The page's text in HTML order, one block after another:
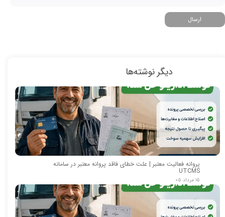
ارسال
دیگر نوشته‌ها
پروانه فعالیت معتبر | علت خطای فاقد پروانه معتبر در سامانه
UTCMS
۱۵ مرداد ۰۵